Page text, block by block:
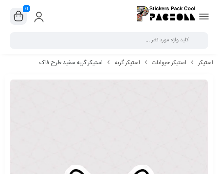
0
استیکر استیکر حیوانات استیکر گربه استیکر گربه سفید طرح فاک